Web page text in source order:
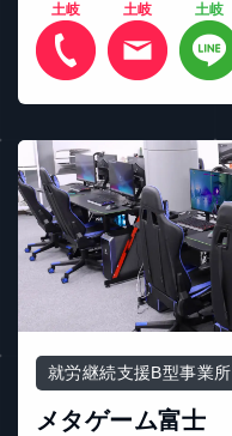
土岐 土岐 土岐
就労継続支援B型事業所
メタゲーム富士